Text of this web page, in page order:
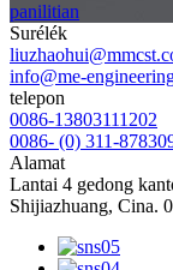
panilitian
Surélék
info@me-
telepon
0086-13803111202
0086- (0) 311-
Alamat
Lantai 4 gedong
Shijiazhuang, Cina.